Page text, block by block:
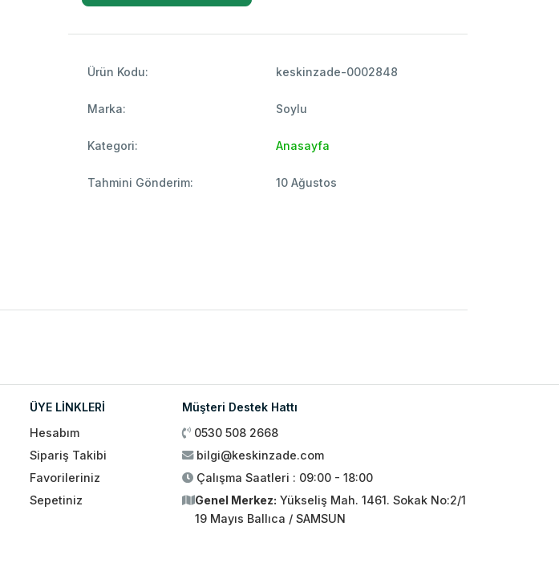
Ürün Kodu: keskinzade-0002848
Marka: Soylu
Kategori: Anasayfa
Tahmini Gönderim: 10 Ağustos
ÜYE LİNKLERİ
Hesabım
Sipariş Takibi
Favorileriniz
Sepetiniz
Müşteri Destek Hattı
0530 508 2668
bilgi@keskinzade.com
Çalışma Saatleri : 09:00 - 18:00
Genel Merkez: Yükseliş Mah. 1461. Sokak No:2/1
19 Mayıs Ballıca / SAMSUN